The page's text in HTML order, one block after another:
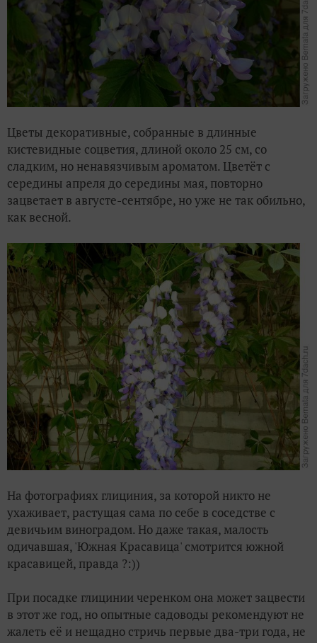
Цветы декоративные, собранные в длинные
кистевидные соцветия, длиной около 25 см, со
сладким, но ненавязчивым ароматом. Цветёт с
середины апреля до середины мая, повторно
зацветает в августе-сентябре, но уже не так обильно,
как весной.
На фотографиях глициния, за которой никто не
ухаживает, растущая сама по себе в соседстве с
девичьим виноградом. Но даже такая, малость
одичавшая, 'Южная Красавица' смотрится южной
красавицей, правда ?:))
При посадке глицинии черенком она может зацвести
в этот же год, но опытные садоводы рекомендуют не
жалеть её и нещадно стричь первые два-три года, не